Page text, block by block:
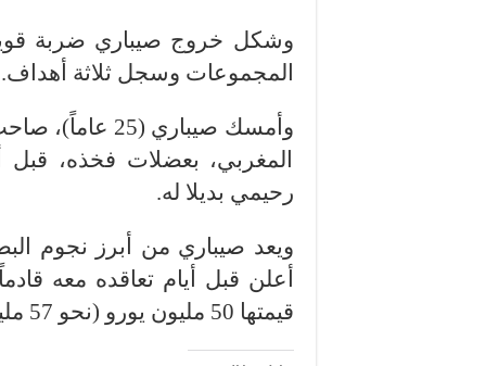
وشكل خروج صيباري ضربة
المجموعات وسجل ثلاثة أهداف.
المغربي، بعضلات فخذه،
رحيمي بديلا له.
ويعد صيباري من أبرز نجوم
أعلن قبل أيام تعاقده معه
قيمتها 50 مليون يورو (نحو 57 مليون دولار)، وفقاً لتقارير إعلامية.